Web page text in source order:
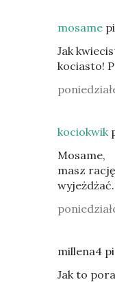
mosame
Jak
kociasto!
kociokwik
Mosame,
masz
millena4
Jak to